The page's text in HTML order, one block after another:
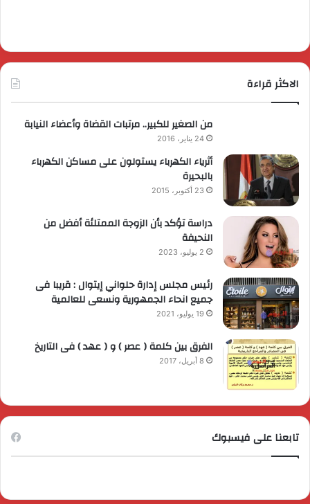
الاكثر قراءة
من الصغير للكبير.. مرتبات القضاة وأعضاء النيابة
24 يناير، 2016
أثرياء الكهرباء يستولون على مساكن الكهرباء
بالبحيرة
23 أكتوبر، 2015
دراسة تؤكد بأن الزوجة الممتلئة أفضل من
النحيفة
2 يوليو، 2023
رئيس مجلس إدارة حلواني إيتوال : قريبا فى
جميع انحاء الجمهورية ونسعى للعالمية
19 يوليو، 2021
الفرق بين كلمة ( عصر ) و ( عهد ) فى التاريخ
8 أبريل، 2017
تابعنا على فيسبوك